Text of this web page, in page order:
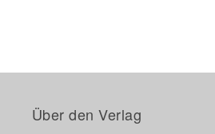
Über den Verlag